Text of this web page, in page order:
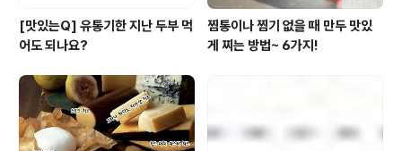
[맛있는Q] 유통기한 지난 두부 먹
어도 되나요?
찜통이나 찜기 없을 때 만두 맛있
게 찌는 방법~ 6가지!